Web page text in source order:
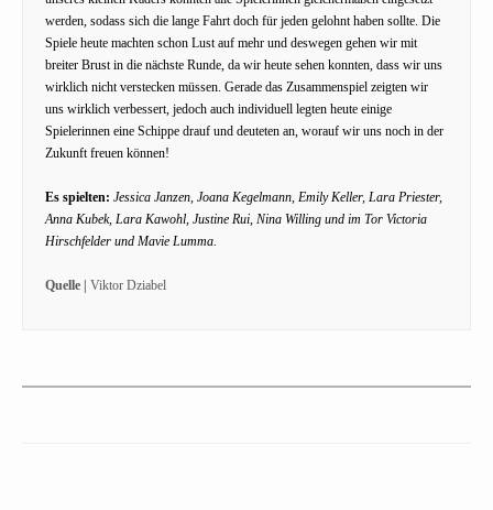
werden, sodass sich die lange Fahrt doch für jeden gelohnt haben sollte. Die
Spiele heute machten schon Lust auf mehr und deswegen gehen wir mit
breiter Brust in die nächste Runde, da wir heute sehen konnten, dass wir uns
wirklich nicht verstecken müssen. Gerade das Zusammenspiel zeigten wir
uns wirklich verbessert, jedoch auch individuell legten heute einige
Spielerinnen eine Schippe drauf und deuteten an, worauf wir uns noch in der
Zukunft freuen können!
Es spielten: Jessica Janzen, Joana Kegelmann, Emily Keller, Lara Priester,
Anna Kubek, Lara Kawohl, Justine Rui, Nina Willing und im Tor Victoria
Hirschfelder und Mavie Lumma.
Quelle | Viktor Dziabel